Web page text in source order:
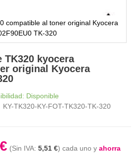
compatible al toner original Kyocera
TK-320
TK320 kyocera
original Kyocera
Disponible
KY-TK320-KY-FOT-TK320-TK-320
5,51 € cada uno y ahorra